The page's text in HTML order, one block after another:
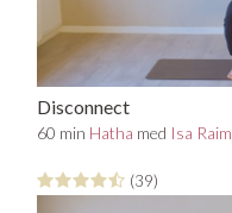
Disconnect
60 min Hatha med Isa Raim
(39)